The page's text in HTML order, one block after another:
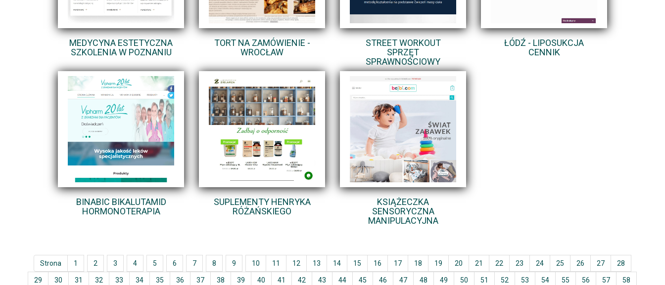
MEDYCYNA ESTETYCZNA
SZKOLENIA W POZNANIU
TORT NA ZAMÓWIENIE -
WROCŁAW
STREET WORKOUT
SPRZĘT
SPRAWNOŚCIOWY
ŁÓDŹ - LIPOSUKCJA
CENNIK
BINABIC BIKALUTAMID
HORMONOTERAPIA
SUPLEMENTY HENRYKA
RÓŻAŃSKIEGO
KSIĄŻECZKA
SENSORYCZNA
MANIPULACYJNA
Strona 1 2 3 4 5 6 7 8 9 10 11 12 13 14 15 16 17 18 19 20 21 22 23 24 25 26 27 28
29 30 31 32 33 34 35 36 37 38 39 40 41 42 43 44 45 46 47 48 49 50 51 52 53 54 55 56 57 58